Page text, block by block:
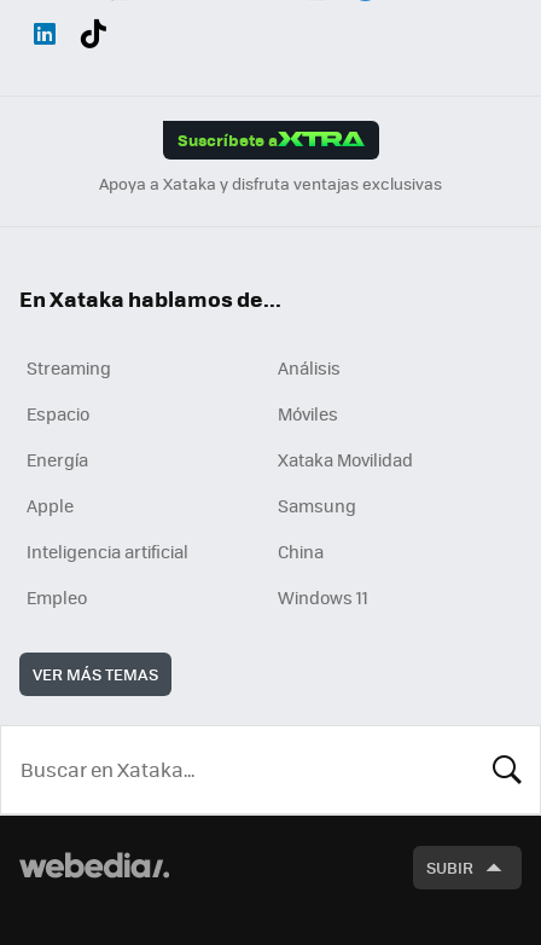
Suscríbete a
Apoya a Xataka y disfruta ventajas exclusivas
En Xataka hablamos de...
Streaming
Análisis
Espacio
Móviles
Energía
Xataka Movilidad
Apple
Samsung
Inteligencia artificial
China
Empleo
Windows 11
VER MÁS TEMAS
SUBIR